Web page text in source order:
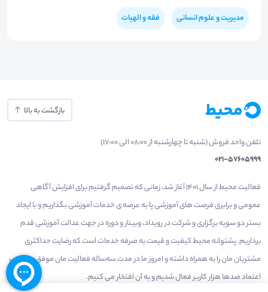
مدیریت و علوم انسانی فقه و الهیات
بازگشت به بالا
تلفن واحد فروش (شنبه تا چهارشنبه از 08:00 الی 17:00)
021-57605999
فعالیت محیط از سال 1401 آغاز شد، زمانی که تصمیم گرفتیم برای افزایش آگاهی
عمومی و برابری فرصت های آموزشی پا به عرصه ی خدمات آموزشی بگذاریم و با ایجاد
بستر دو سویه برگزاری و شرکت در رویداد، وبینار و دوره در جهت عدالت آموزشی قدم
برداریم. پشتوانه محیط کیفیت و قیمت به صرفه خدمات است که رضایت حداکثری
مشتریان مان را به همراه داشته و امروز ما در مدت سه‌ساله فعالیت مان موفق به کسب
اعتماد صدها هزار کاربر فعال شدیم و به آن افتخار می‌ کنیم.